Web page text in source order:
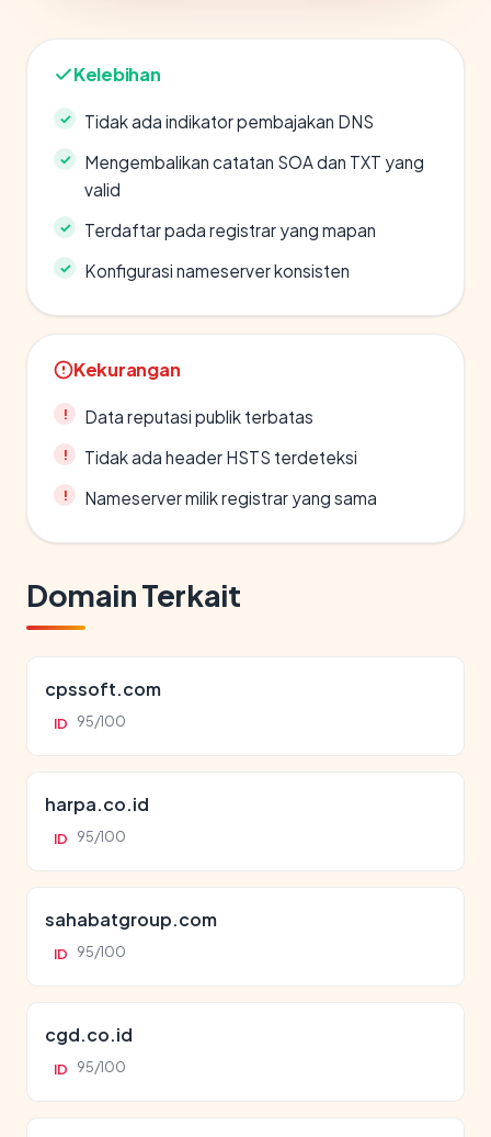
Kelebihan
Tidak ada indikator pembajakan DNS
Mengembalikan catatan SOA dan TXT yang
valid
Terdaftar pada registrar yang mapan
Konfigurasi nameserver konsisten
Kekurangan
Data reputasi publik terbatas
Tidak ada header HSTS terdeteksi
Nameserver milik registrar yang sama
Domain Terkait
cpssoft.com
ID 95/100
harpa.co.id
ID 95/100
sahabatgroup.com
ID 95/100
cgd.co.id
ID 95/100